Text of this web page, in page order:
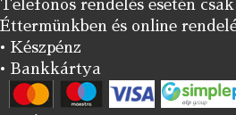
Telefonos rendelés esetén
Éttermünkben és online
• Készpénz
• Bankkártya